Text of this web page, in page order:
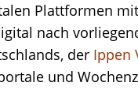
Plattformen
nach
der Ippen
und